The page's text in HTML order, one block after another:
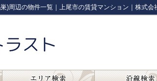
)周辺の物件一覧｜上尾市の賃貸マンション｜株式会